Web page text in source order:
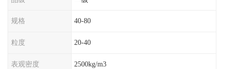
规格 40-80
粒度 20-40
表观密度 2500kg/m3